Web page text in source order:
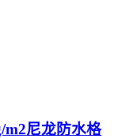
m2尼龙防水格